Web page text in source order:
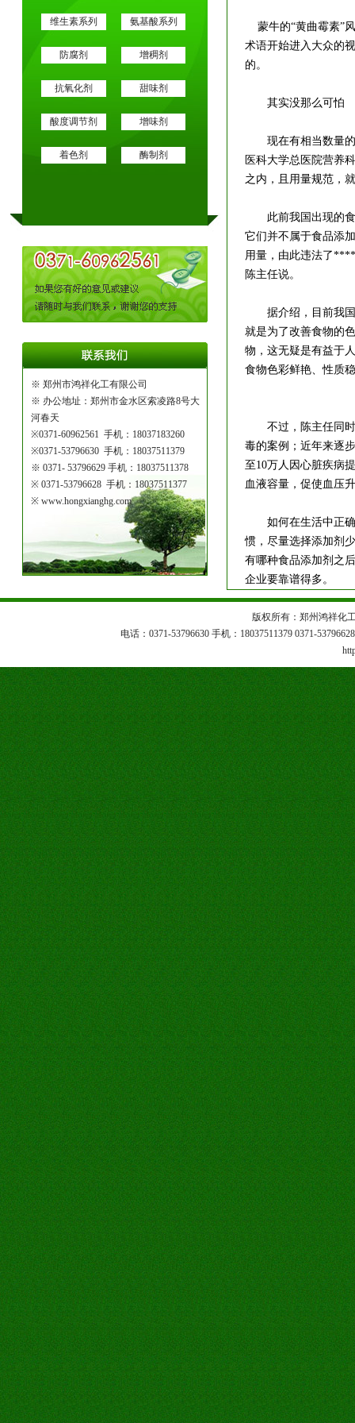
维生素系列 氨基酸系列
防腐剂 增稠剂
抗氧化剂 甜味剂
酸度调节剂 增味剂
着色剂 酶制剂
※ 郑州市鸿祥化工有限公司
※ 办公地址： 郑州市金水区索凌路8号大
河春天
※0371-60962561 手机：18037183260
※0371-53796630 手机：18037511379
※ 0371- 53796629 手机：18037511378
※ 0371-53796628 手机：18037511377
※ www.hongxianghg.com
蒙牛的“黄曲霉素”
术语开始进入大众的
的。
其实没那么可怕
现在有相当数量的
医科大学总医院营养
之内，且用量规范，
此前我国出现的食
它们并不属于食品添
用量，由此违法了
陈主任说。
据介绍，目前我国
就是为了改善食物的
物，这无疑是有益于
食物色彩鲜艳、性质
不过，陈主任同时
毒的案例；近年来逐
至10万人因心脏疾病
血液容量，促使血压
如何在生活中正确
惯，尽量选择添加剂
有哪种食品添加剂之
企业要靠谱得多。
版权所有：郑州鸿祥化
电话：0371-53796630 手机：18037511379 0371-